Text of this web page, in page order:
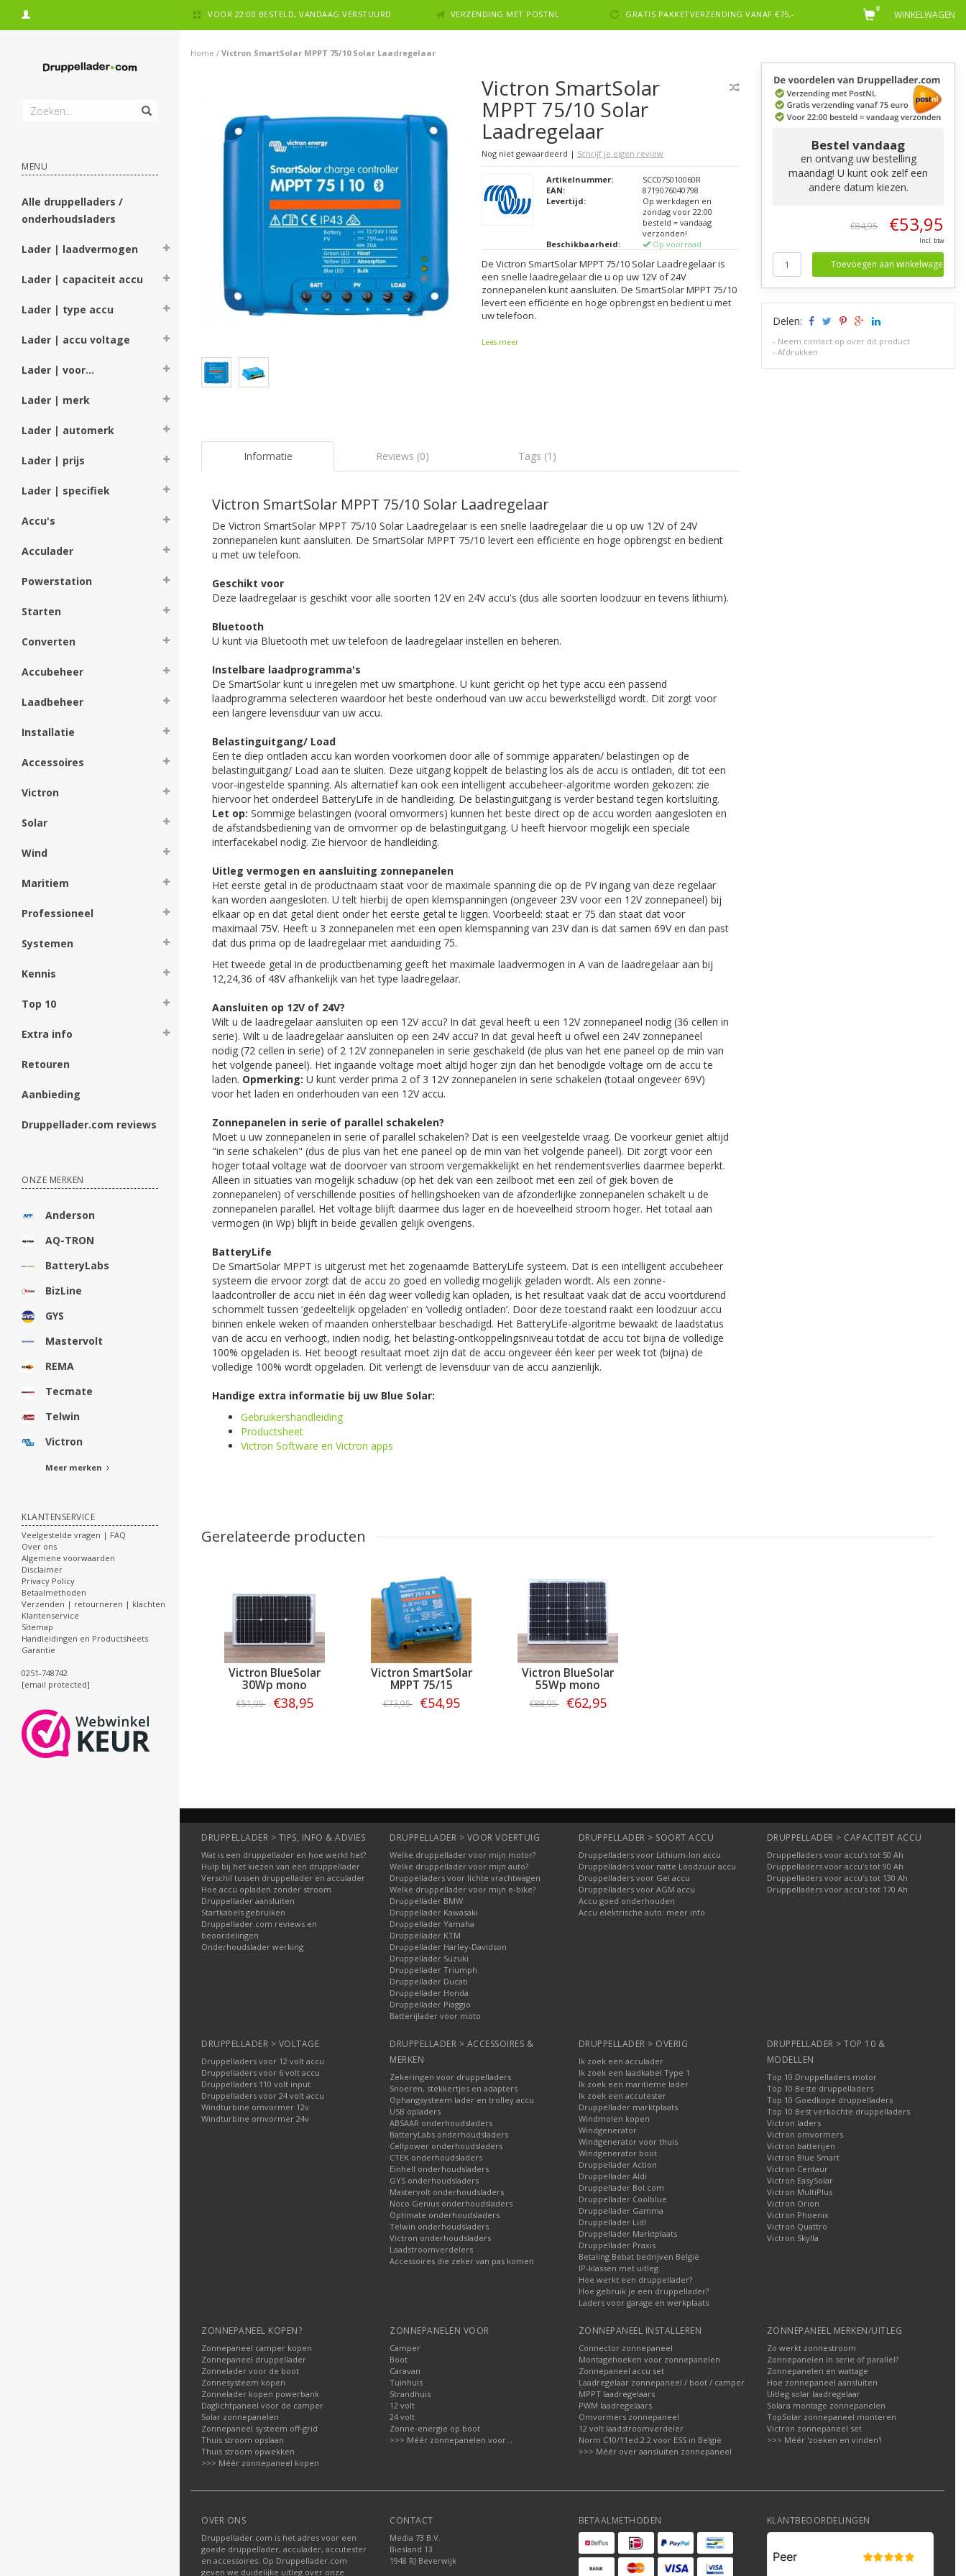
VOOR 22:00 BESTELD, VANDAAG VERSTUURD VERZENDING MET POSTNL GRATIS PAKKETVERZENDING VANAF €75,- WINKELWAGEN
0
MENU
Alle druppelladers /
onderhoudsladers
Lader | laadvermogen
Lader | capaciteit accu
Lader | type accu
Lader | accu voltage
Lader | voor...
Lader | merk
Lader | automerk
Lader | prijs
Lader | specifiek
Accu's
Acculader
Powerstation
Starten
Converten
Accubeheer
Laadbeheer
Installatie
Accessoires
Victron
Solar
Wind
Maritiem
Professioneel
Systemen
Kennis
Top 10
Extra info
Retouren
Aanbieding
Druppellader.com reviews
ONZE MERKEN
Anderson
AQ-TRON
BatteryLabs
BizLine
GYS
Mastervolt
REMA
Tecmate
Telwin
Victron
Meer merken
KLANTENSERVICE
Veelgestelde vragen | FAQ
Over ons
Algemene voorwaarden
Disclaimer
Privacy Policy
Betaalmethoden
Verzenden | retourneren | klachten
Klantenservice
Sitemap
Handleidingen en Productsheets
Garantie
0251-748742
[email protected]
Home / Victron SmartSolar MPPT 75/10 Solar Laadregelaar
Victron SmartSolar
MPPT 75/10 Solar
Laadregelaar
Nog niet gewaardeerd | Schrijf je eigen review
Artikelnummer:
SCC075010060R
EAN:
8719076040798
Levertijd:
Op werkdagen en
zondag voor 22:00
besteld = vandaag
verzonden!
Beschikbaarheid:
Op voorraad
De Victron SmartSolar MPPT 75/10 Solar Laadregelaar is
een snelle laadregelaar die u op uw 12V of 24V
zonnepanelen kunt aansluiten. De SmartSolar MPPT 75/10
levert een efficiënte en hoge opbrengst en bedient u met
uw telefoon.
Lees meer
Informatie Reviews (0) Tags (1)
Victron SmartSolar MPPT 75/10 Solar Laadregelaar
De Victron SmartSolar MPPT 75/10 Solar Laadregelaar is een snelle laadregelaar die u op uw 12V of 24V
zonnepanelen kunt aansluiten. De SmartSolar MPPT 75/10 levert een efficiënte en hoge opbrengst en bedient
u met uw telefoon.
Geschikt voor
Deze laadregelaar is geschikt voor alle soorten 12V en 24V accu's (dus alle soorten loodzuur en tevens lithium).
Bluetooth
U kunt via Bluetooth met uw telefoon de laadregelaar instellen en beheren.
Instelbare laadprogramma's
De SmartSolar kunt u inregelen met uw smartphone. U kunt gericht op het type accu een passend
laadprogramma selecteren waardoor het beste onderhoud van uw accu bewerkstelligd wordt. Dit zorgt voor
een langere levensduur van uw accu.
Belastinguitgang/ Load
Een te diep ontladen accu kan worden voorkomen door alle of sommige apparaten/ belastingen op de
belastinguitgang/ Load aan te sluiten. Deze uitgang koppelt de belasting los als de accu is ontladen, dit tot een
voor-ingestelde spanning. Als alternatief kan ook een intelligent accubeheer-algoritme worden gekozen: zie
hiervoor het onderdeel BatteryLife in de handleiding. De belastinguitgang is verder bestand tegen kortsluiting.
Let op: Sommige belastingen (vooral omvormers) kunnen het beste direct op de accu worden aangesloten en
de afstandsbediening van de omvormer op de belastinguitgang. U heeft hiervoor mogelijk een speciale
interfacekabel nodig. Zie hiervoor de handleiding.
Uitleg vermogen en aansluiting zonnepanelen
Het eerste getal in de productnaam staat voor de maximale spanning die op de PV ingang van deze regelaar
kan worden aangesloten. U telt hierbij de open klemspanningen (ongeveer 23V voor een 12V zonnepaneel) bij
elkaar op en dat getal dient onder het eerste getal te liggen. Voorbeeld: staat er 75 dan staat dat voor
maximaal 75V. Heeft u 3 zonnepanelen met een open klemspanning van 23V dan is dat samen 69V en dan past
dat dus prima op de laadregelaar met aanduiding 75.
Het tweede getal in de productbenaming geeft het maximale laadvermogen in A van de laadregelaar aan bij
12,24,36 of 48V afhankelijk van het type laadregelaar.
Aansluiten op 12V of 24V?
Wilt u de laadregelaar aansluiten op een 12V accu? In dat geval heeft u een 12V zonnepaneel nodig (36 cellen in
serie). Wilt u de laadregelaar aansluiten op een 24V accu? In dat geval heeft u ofwel een 24V zonnepaneel
nodig (72 cellen in serie) of 2 12V zonnepanelen in serie geschakeld (de plus van het ene paneel op de min van
het volgende paneel). Het ingaande voltage moet altijd hoger zijn dan het benodigde voltage om de accu te
laden. Opmerking: U kunt verder prima 2 of 3 12V zonnepanelen in serie schakelen (totaal ongeveer 69V)
voor het laden en onderhouden van een 12V accu.
Zonnepanelen in serie of parallel schakelen?
Moet u uw zonnepanelen in serie of parallel schakelen? Dat is een veelgestelde vraag. De voorkeur geniet altijd
"in serie schakelen" (dus de plus van het ene paneel op de min van het volgende paneel). Dit zorgt voor een
hoger totaal voltage wat de doorvoer van stroom vergemakkelijkt en het rendementsverlies daarmee beperkt.
Alleen in situaties van mogelijk schaduw (op het dek van een zeilboot met een zeil of giek boven de
zonnepanelen) of verschillende posities of hellingshoeken van de afzonderlijke zonnepanelen schakelt u de
zonnepanelen parallel. Het voltage blijft daarmee dus lager en de hoeveelheid stroom hoger. Het totaal aan
vermogen (in Wp) blijft in beide gevallen gelijk overigens.
BatteryLife
De SmartSolar MPPT is uitgerust met het zogenaamde BatteryLife systeem. Dat is een intelligent accubeheer
systeem die ervoor zorgt dat de accu zo goed en volledig mogelijk geladen wordt. Als een zonne-
laadcontroller de accu niet in één dag weer volledig kan opladen, is het resultaat vaak dat de accu voortdurend
schommelt tussen ‘gedeeltelijk opgeladen’ en ‘volledig ontladen’. Door deze toestand raakt een loodzuur accu
binnen enkele weken of maanden onherstelbaar beschadigd. Het BatteryLife-algoritme bewaakt de laadstatus
van de accu en verhoogt, indien nodig, het belasting-ontkoppelingsniveau totdat de accu tot bijna de volledige
100% opgeladen is. Het beoogt resultaat moet zijn dat de accu ongeveer één keer per week tot (bijna) de
volledige 100% wordt opgeladen. Dit verlengt de levensduur van de accu aanzienlijk.
Handige extra informatie bij uw Blue Solar:
Gebruikershandleiding
Productsheet
Victron Software en Victron apps
Bestel vandaag
en ontvang uw bestelling
maandag! U kunt ook zelf een
andere datum kiezen.
€84,95 €53,95
Incl. btw
Toevoegen aan winkelwagen
Delen:
- Neem contact op over dit product
-Afdrukken
Gerelateerde producten
Victron BlueSolar
30Wp mono
€51,95 €38,95
Victron SmartSolar
MPPT 75/15
€73,95 €54,95
Victron BlueSolar
55Wp mono
€88,95 €62,95
DRUPPELLADER > TIPS, INFO & ADVIES
Wat is een druppellader en hoe werkt het?
Hulp bij het kiezen van een druppellader
Verschil tussen druppellader en acculader
Hoe accu opladen zonder stroom
Druppellader aansluiten
Startkabels gebruiken
Druppellader.com reviews en
beoordelingen
Onderhoudslader werking
DRUPPELLADER > VOOR VOERTUIG
Welke druppellader voor mijn motor?
Welke druppellader voor mijn auto?
Druppelladers voor lichte vrachtwagen
Welke druppellader voor mijn e-bike?
Druppellader BMW
Druppellader Kawasaki
Druppellader Yamaha
Druppellader KTM
Druppellader Harley-Davidson
Druppellader Suzuki
Druppellader Triumph
Druppellader Ducati
Druppellader Honda
Druppellader Piaggio
Batterijlader voor moto
DRUPPELLADER > SOORT ACCU
Druppelladers voor Lithium-Ion accu
Druppelladers voor natte Loodzuur accu
Druppelladers voor Gel accu
Druppelladers voor AGM accu
Accu goed onderhouden
Accu elektrische auto: meer info
DRUPPELLADER > CAPACITEIT ACCU
Druppelladers voor accu’s tot 50 Ah
Druppelladers voor accu’s tot 90 Ah
Druppelladers voor accu’s tot 130 Ah
Druppelladers voor accu’s tot 170 Ah
DRUPPELLADER > VOLTAGE
Druppelladers voor 12 volt accu
Druppelladers voor 6 volt accu
Druppelladers 110 volt input
Druppelladers voor 24 volt accu
Windturbine omvormer 12v
Windturbine omvormer 24v
DRUPPELLADER > ACCESSOIRES &
MERKEN
Zekeringen voor druppelladers
Snoeren, stekkertjes en adapters
Ophangsysteem lader en trolley accu
USB opladers
ABSAAR onderhoudsladers
BatteryLabs onderhoudsladers
Cellpower onderhoudsladers
CTEK onderhoudsladers
Einhell onderhoudsladers
GYS onderhoudsladers
Mastervolt onderhoudsladers
Noco Genius onderhoudsladers
Optimate onderhoudsladers
Telwin onderhoudsladers
Victron onderhoudsladers
Laadstroomverdelers
Accessoires die zeker van pas komen
DRUPPELLADER > OVERIG
Ik zoek een acculader
Ik zoek een laadkabel Type 1
Ik zoek een maritieme lader
Ik zoek een accutester
Druppellader marktplaats
Windmolen kopen
Windgenerator
Windgenerator voor thuis
Windgenerator boot
Druppellader Action
Druppellader Aldi
Druppellader Bol.com
Druppellader Coolblue
Druppellader Gamma
Druppellader Lidl
Druppellader Marktplaats
Druppellader Praxis
Betaling Bebat bedrijven België
IP-klassen met uitleg
Hoe werkt een druppellader?
Hoe gebruik je een druppellader?
Laders voor garage en werkplaats
DRUPPELLADER > TOP 10 &
MODELLEN
Top 10 Druppelladers motor
Top 10 Beste druppelladers
Top 10 Goedkope druppelladers
Top 10 Best verkochte druppelladers
Victron laders
Victron omvormers
Victron batterijen
Victron Blue Smart
Victron Centaur
Victron EasySolar
Victron MultiPlus
Victron Orion
Victron Phoenix
Victron Quattro
Victron Skylla
ZONNEPANEEL KOPEN?
Zonnepaneel camper kopen
Zonnepaneel druppellader
Zonnelader voor de boot
Zonnesysteem kopen
Zonnelader kopen powerbank
Daglichtpaneel voor de camper
Solar zonnepanelen
Zonnepaneel systeem off-grid
Thuis stroom opslaan
Thuis stroom opwekken
>>> Méér zonnepaneel kopen
ZONNEPANELEN VOOR
Camper
Boot
Caravan
Tuinhuis
Strandhuis
12 volt
24 volt
Zonne-energie op boot
>>> Méér zonnepanelen voor...
ZONNEPANEEL INSTALLEREN
Connector zonnepaneel
Montagehoeken voor zonnepanelen
Zonnepaneel accu set
Laadregelaar zonnepaneel / boot / camper
MPPT laadregelaars
PWM laadregelaars
Omvormers zonnepaneel
12 volt laadstroomverdeler
Norm C10/11ed.2.2 voor ESS in België
>>> Méér over aansluiten zonnepaneel
ZONNEPANEEL MERKEN/UITLEG
Zo werkt zonnestroom
Zonnepanelen in serie of parallel?
Zonnepanelen en wattage
Hoe zonnepaneel aansluiten
Uitleg solar laadregelaar
Solara montage zonnepanelen
TopSolar zonnepaneel monteren
Victron zonnepaneel set
>>> Méér 'zoeken en vinden'!
OVER ONS
Druppellader.com is het adres voor een
goede druppellader, acculader, accutester
en accessoires. Op Druppellader.com
geven we duidelijke uitleg over onze
CONTACT
Media 73 B.V.
Biesland 13
1948 RJ Beverwijk
BETAALMETHODEN KLANTBEOORDELINGEN